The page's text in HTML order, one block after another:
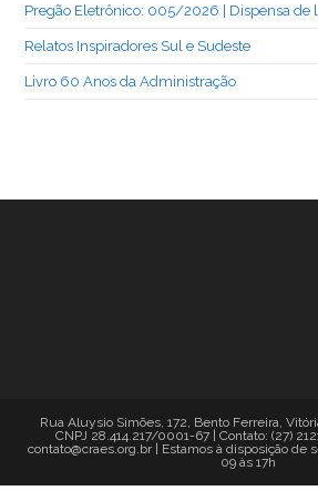
Pregão Eletrônico: 005/2026 | Dispensa de
Relatos Inspiradores Sul e Sudeste
Livro 60 Anos da Administração
Rua Aluysio Simões, 172, Bento Ferreira,
CNPJ 28.414.217/0001-67 | Contato: (27)
contato@craes.org.br | Estamos à disposição de
09 às 17h